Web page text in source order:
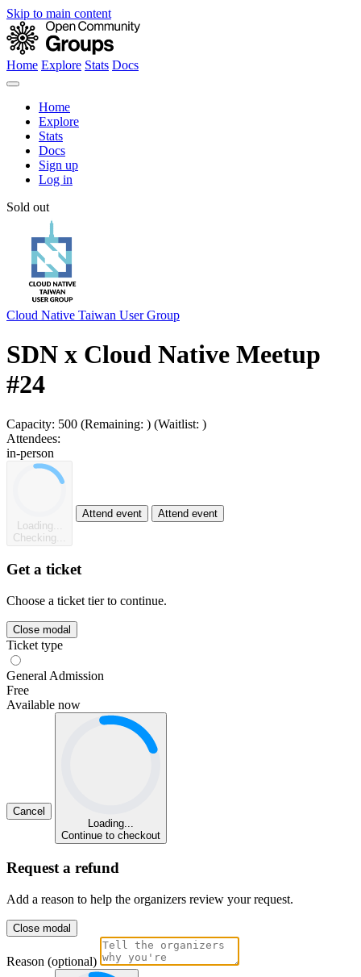
Skip to main content
Home Explore Stats Docs
Home
Explore
Stats
Docs
Sign up
Log in
Sold out
Cloud Native Taiwan User Group
SDN x Cloud Native Meetup
#24
Capacity: 500 (Remaining: ) (Waitlist: )
Attendees:
in-person
Loading...
Checking...
Attend event Attend event
Get a ticket
Choose a ticket tier to continue.
Close modal
Ticket type
General Admission
Free
Available now
Cancel
Loading...
Continue to checkout
Request a refund
Add a reason to help the organizers review your request.
Close modal
Reason (optional)